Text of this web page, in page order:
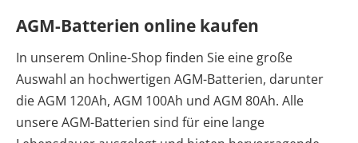
AGM-Batterien online kaufen
In unserem Online-Shop finden Sie eine große
Auswahl an hochwertigen AGM-Batterien, darunter
die AGM 120Ah, AGM 100Ah und AGM 80Ah. Alle
unsere AGM-Batterien sind für eine lange